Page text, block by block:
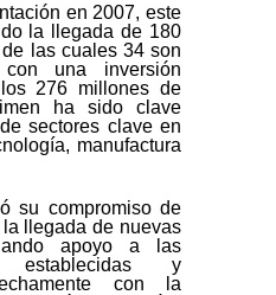
en 2007, este
la llegada de 180
las cuales 34 son
con una inversión
276 millones de
ha sido clave
sectores clave en
manufactura
su compromiso de
llegada de nuevas
apoyo a las
y
con la